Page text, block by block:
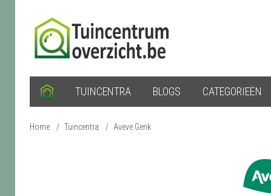
TUINCENTRA BLOGS CATEGORIEËN
Home / Tuincentra / Aveve Genk